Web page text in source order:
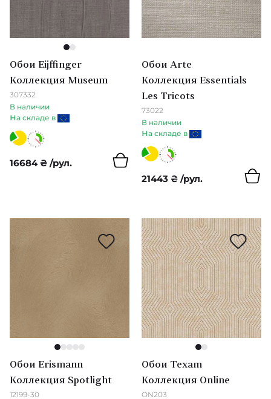
Paloma & Entity
Salinas
Momentum 6
Book of Little Treasures
Diane Hill
Sophie Robinson
Art of The Garden & Fabienne
Archive II
Pure Morris
12
Обои Eijffinger
Коллекция Museum
307332
В наличии
на складе в
16684 ₴ /рул.
Обои Arte
Коллекция Essentials
Les Tricots
73022
В наличии
на складе в
21443 ₴ /рул.
12345
Обои Erismann
Коллекция Spotlight
12199-30
12
Обои Texam
Коллекция Online
ON203